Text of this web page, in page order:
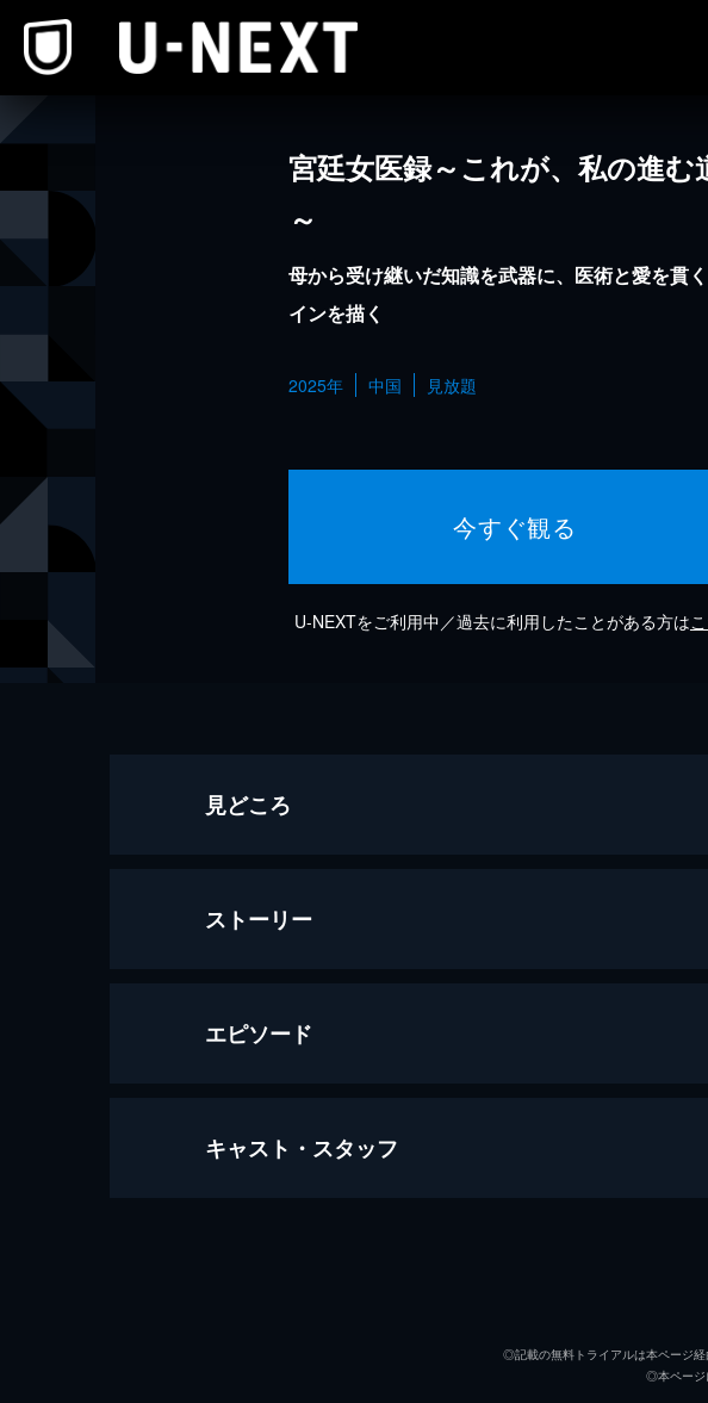
宮廷女医録～これが、私の進む
～
母から受け継いだ知識を武器に、医術と愛を貫
インを描く
2025年 中国 見放題
今すぐ観る
U-NEXTをご利用中／過去に利用したことがある方は
見どころ
ストーリー
エピソード
1話 十年目の反撃
味覚を失ったと思われていた栄澤蘭は、知識と観察眼で
キャスト・スタッフ
◎記載の無料トライアルは本ページ経
◎本ページ